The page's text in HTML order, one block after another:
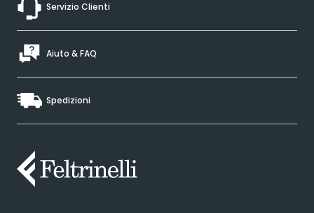
Servizio Clienti
Aiuto & FAQ
Spedizioni